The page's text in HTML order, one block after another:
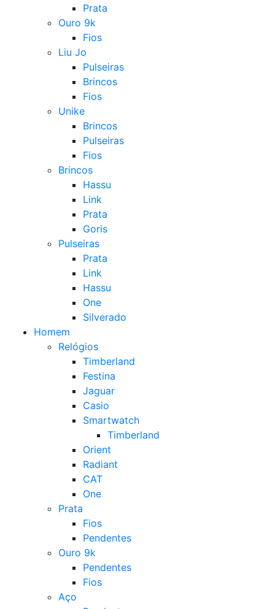
Prata
Ouro 9k
Fios
Liu Jo
Pulseiras
Brincos
Fios
Unike
Brincos
Pulseiras
Fios
Brincos
Hassu
Link
Prata
Goris
Pulseiras
Prata
Link
Hassu
One
Silverado
Homem
Relógios
Timberland
Festina
Jaguar
Casio
Smartwatch
Timberland
Orient
Radiant
CAT
One
Prata
Fios
Pendentes
Ouro 9k
Pendentes
Fios
Aço